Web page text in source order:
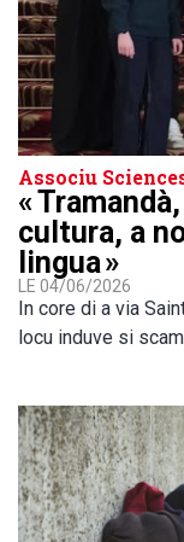
Associu
«
cultura, a
lingua »
LE 04/06/2026
In core di a via
locu induve si